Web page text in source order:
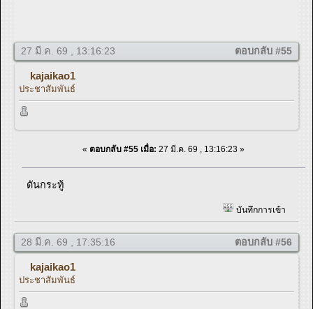
27 มี.ค. 69 , 13:16:23 ตอบกลับ #55
kajaikao1
ประชาสัมพันธ์
« ตอบกลับ #55 เมื่อ: 27 มี.ค. 69 , 13:16:23 »
ดันกระทู้
บันทึกการเข้า
28 มี.ค. 69 , 17:35:16 ตอบกลับ #56
kajaikao1
ประชาสัมพันธ์